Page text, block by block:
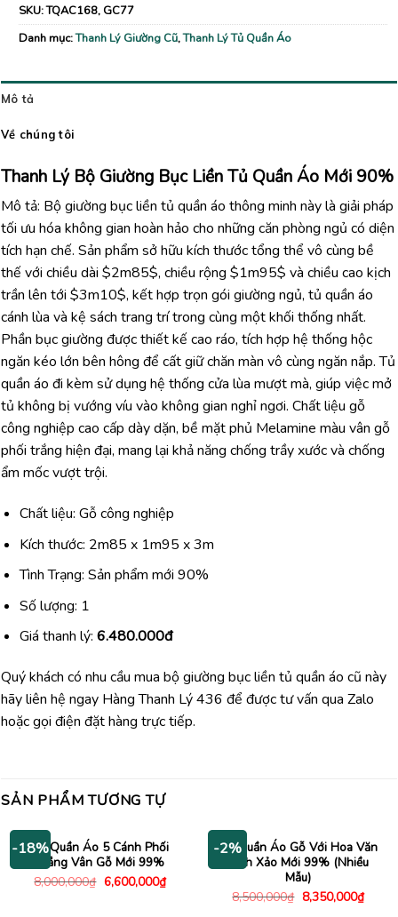
SKU:TQAC168, GC77
Danh mục:Thanh Lý Giường Cũ,Thanh Lý Tủ Quần Áo
Mô tả
Về chúng tôi
Thanh Lý Bộ Giường Bục Liền Tủ Quần Áo Mới 90%
Mô tả: Bộ giường bục liền tủ quần áo thông minh này là giải pháp
tối ưu hóa không gian hoàn hảo cho những căn phòng ngủ có diện
tích hạn chế. Sản phẩm sở hữu kích thước tổng thể vô cùng bề
thế với chiều dài $2m85$, chiều rộng $1m95$ và chiều cao kịch
trần lên tới $3m10$, kết hợp trọn gói giường ngủ, tủ quần áo
cánh lùa và kệ sách trang trí trong cùng một khối thống nhất.
Phần bục giường được thiết kế cao ráo, tích hợp hệ thống hộc
ngăn kéo lớn bên hông để cất giữ chăn màn vô cùng ngăn nắp. Tủ
quần áo đi kèm sử dụng hệ thống cửa lùa mượt mà, giúp việc mở
tủ không bị vướng víu vào không gian nghỉ ngơi. Chất liệu gỗ
công nghiệp cao cấp dày dặn, bề mặt phủ Melamine màu vân gỗ
phối trắng hiện đại, mang lại khả năng chống trầy xước và chống
ẩm mốc vượt trội.
Chất liệu: Gỗ công nghiệp
Kích thước: 2m85 x 1m95 x 3m
Tình Trạng: Sản phẩm mới 90%
Số lượng: 1
Giá thanh lý: 6.480.000đ
Quý khách có nhu cầu mua bộ giường bục liền tủ quần áo cũ này
hãy liên hệ ngay Hàng Thanh Lý 436 để được tư vấn qua Zalo
hoặc gọi điện đặt hàng trực tiếp.
SẢN PHẨM TƯƠNG TỰ
-18%Tủ Quần Áo 5 Cánh Phối
Trắng Vân Gỗ Mới 99%
8,000,000₫ Giá
gốc
6,600,000₫Giá
hiện
-2%
Tủ Quần Áo Gỗ Với Hoa Văn
Tinh Xảo Mới 99% (Nhiều
Mẫu)
8,500,000₫ Giá
gốc
8,350,000₫Giá
hiện